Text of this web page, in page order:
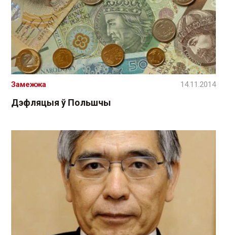
Дэфляцыя ў Польшчы
Замежжа 14.11.2014